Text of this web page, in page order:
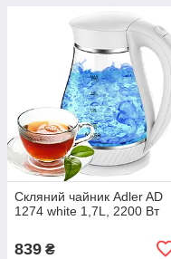
Скляний чайник Adler AD
1274 white 1,7L, 2200 Вт
839 ₴